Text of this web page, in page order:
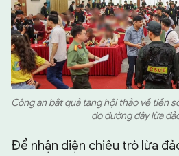
Công an bắt quả tang hội thảo về tiền
do đường dây lừa
Để nhận diện chiêu trò lừa